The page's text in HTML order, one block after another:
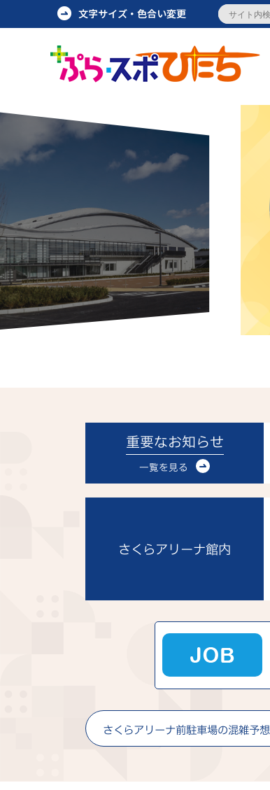
重要なお知らせ
一覧を見る
さくらアリーナ館内
さくらアリーナ前駐車場の混雑予想